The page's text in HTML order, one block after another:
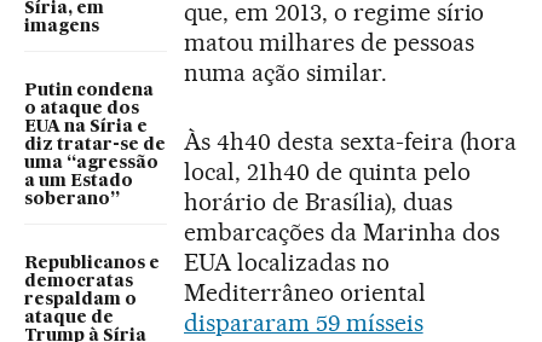
Síria, em
imagens
Putin condena
o ataque dos
EUA na Síria e
diz tratar-se de
uma “agressão
a um Estado
soberano”
Republicanos e
democratas
respaldam o
ataque de
Trump à Síria
que, em 2013, o regime sírio
matou milhares de pessoas
numa ação similar.
Às 4h40 desta sexta-feira (hora
local, 21h40 de quinta pelo
horário de Brasília), duas
embarcações da Marinha dos
EUA localizadas no
Mediterrâneo oriental
dispararam 59 mísseis